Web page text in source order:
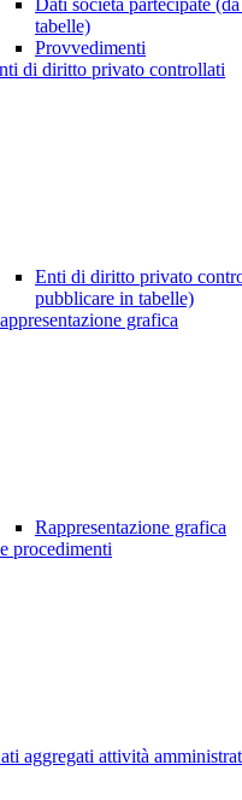
Dati società partecipate
tabelle)
Provvedimenti
di diritto privato controllati
Enti di diritto privato
pubblicare in tabelle)
grafica
Rappresentazione grafica
procedimenti
aggregati attività